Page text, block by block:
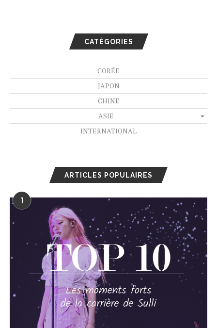
CATÉGORIES
CORÉE
JAPON
CHINE
ASIE
INTERNATIONAL
ARTICLES POPULAIRES
1